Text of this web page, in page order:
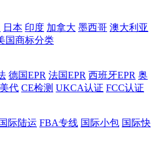
日本 印度 加拿大 墨西哥 澳大利亚
国商标分类
德国EPR 法国EPR 西班牙EPR 奥
美代 CE检测 UKCA认证 FCC认证
国际陆运 FBA专线 国际小包 国际快